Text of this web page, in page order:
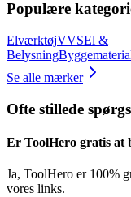
Populære
ElværktøjVVSEl &
Belysning
Se alle mærker
Ofte stillede
Er ToolHero gratis at
Ja, ToolHero er 100%
vores links.